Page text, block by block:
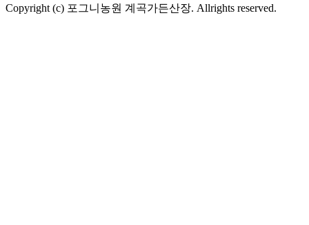
Copyright (c) 포그니농원 계곡가든산장. Allrights reserved.